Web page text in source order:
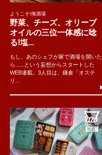
ようこそ!俺酒場
野菜、チーズ、オリーブ
オイルの三位一体感に唸
る!塩...
もし、あのシェフが家で酒場を開いた
ら......という妄想からスタートした
WEB連載。3人目は、鎌倉「オステ
リ...